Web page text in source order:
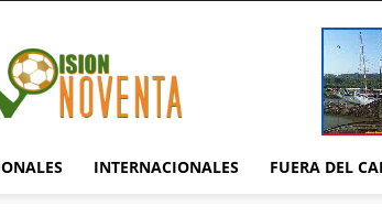
INTERNACIONALES FUERA DEL